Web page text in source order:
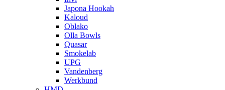
Japona Hookah
Kaloud
Oblako
Olla Bowls
Quasar
Smokelab
UPG
Vandenberg
Werkbund